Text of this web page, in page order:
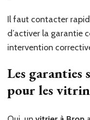
Il faut contacter
d’activer la garantie
intervention
Les garanties
pour les